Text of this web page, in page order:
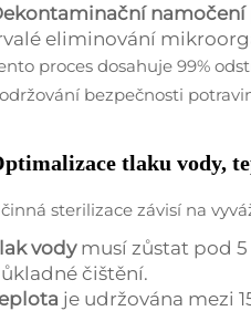
namočení
eliminování
proces dosahuje 99%
bezpečnosti
tlaku vody,
sterilizace závisí na
vody musí zůstat pod
čištění.
je udržována mezi